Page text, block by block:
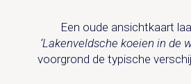
Een oude ansichtkaart
‘Lakenveldsche koeien in de
voorgrond de typische